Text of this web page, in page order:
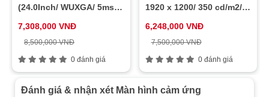
(24.0Inch/ WUXGA/ 5ms/
7,308,000 VNĐ
8,500,000 VNĐ
0 đánh giá
1920 x 1200/ 350 cd/m2/
6,248,000 VNĐ
7,500,000 VNĐ
0 đánh giá
Đánh giá & nhận xét Màn hình cảm ứng